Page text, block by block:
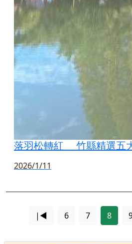
落羽松轉紅 竹縣精選五
2026/1/11
|◄ 6 7 8